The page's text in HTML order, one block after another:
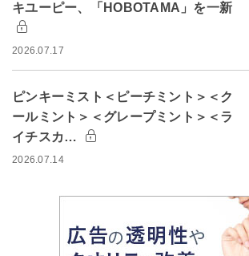
キユーピー、「HOBOTAMA」を一新
2026.07.17
ピンキーミスト＜ピーチミント＞＜ク
ールミント＞＜グレープミント＞＜ラ
イチスカ…
2026.07.14